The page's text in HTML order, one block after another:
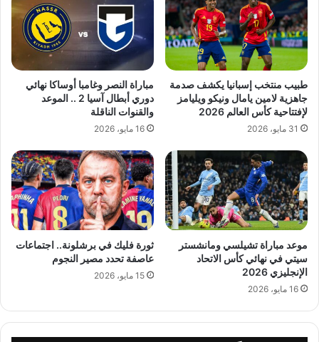
طبيب منتخب إسبانيا يكشف صدمة
جاهزية لامين يامال ونيكو ويليامز
لإفتتاحية كأس العالم 2026
31 مايو، 2026
مباراة النصر وغامبا أوساكا نهائي
دوري أبطال آسيا 2 .. الموعد
والقنوات الناقلة
16 مايو، 2026
موعد مباراة تشيلسي ومانشستر
سيتي في نهائي كأس الاتحاد
الإنجليزي 2026
16 مايو، 2026
ثورة فليك في برشلونة.. اجتماعات
عاصفة تحدد مصير النجوم
15 مايو، 2026